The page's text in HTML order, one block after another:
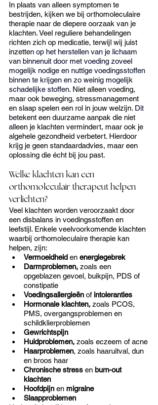
In plaats van alleen symptomen te
bestrijden, kijken we bij orthomoleculaire
therapie naar de diepere oorzaak van je
klachten. Veel reguliere behandelingen
richten zich op medicatie, terwijl wij juist
inzetten op het herstellen van je lichaam
van binnenuit door met voeding zoveel
mogelijk nodige en nuttige voedingsstoffen
binnen te krijgen en zo weinig mogelijk
schadelijke stoffen. Niet alleen voeding,
maar ook beweging, stressmanagement
en slaap spelen een rol in jouw welzijn. Dit
betekent een duurzame aanpak die niet
alleen je klachten vermindert, maar ook je
algehele gezondheid verbetert. Hierdoor
krijg je geen standaardadvies, maar een
oplossing die écht bij jou past.
Welke klachten kan een
orthomoleculair therapeut helpen
verlichten?
Veel klachten worden veroorzaakt door
een disbalans in voedingsstoffen en
leefstijl. Enkele veelvoorkomende klachten
waarbij orthomoleculaire therapie kan
helpen, zijn:
Vermoeidheid en energiegebrek
Darmproblemen, zoals een
opgeblazen gevoel, buikpijn, PDS of
constipatie
Voedingsallergieën of intoleranties
Hormonale klachten, zoals PCOS,
PMS, overgangsproblemen en
schildklierproblemen
Gewrichtspijn
Huidproblemen, zoals eczeem of acne
Haarproblemen, zoals haaruitval, dun
en broos haar
Chronische stress en burn-out
klachten
Hoofdpijn en migraine
Slaapproblemen